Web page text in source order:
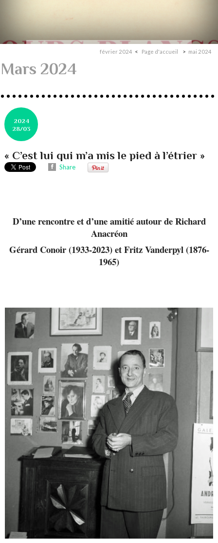
février 2024 Page d'accueil mai 2024
Mars 2024
2024
28/03
« C’est lui qui m’a mis le pied à l’étrier »
Share
D’une rencontre et d’une amitié autour de Richard
Anacréon
Gérard Conoir (1933-2023) et Fritz Vanderpyl (1876-
1965)